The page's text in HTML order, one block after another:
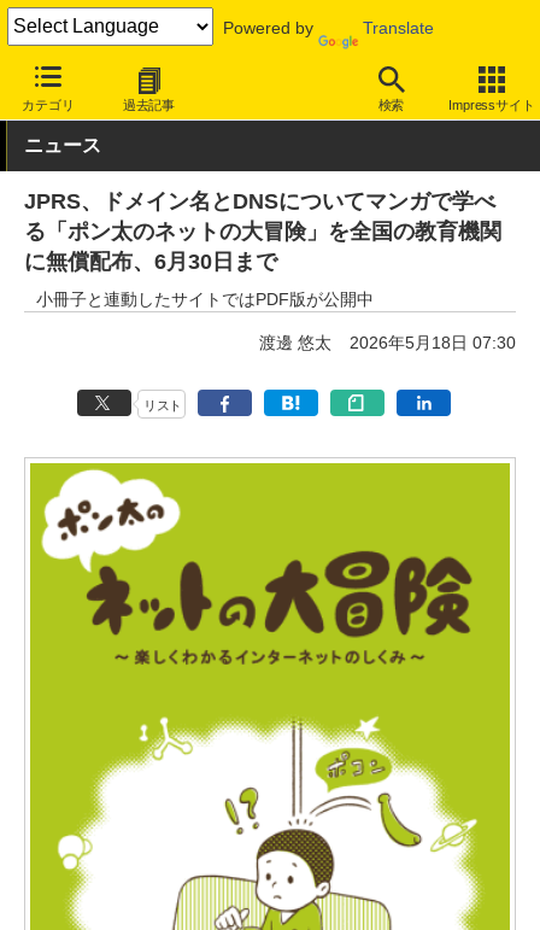
Powered by Translate
カテゴリ 過去記事 検索 Impressサイト
INTERNET Watch トピック 教育/子ども
ニュース
JPRS、ドメイン名とDNSについてマンガで学べ
る「ポン太のネットの大冒険」を全国の教育機関
に無償配布、6月30日まで
小冊子と連動したサイトではPDF版が公開中
渡邊 悠太 2026年5月18日 07:30
リスト